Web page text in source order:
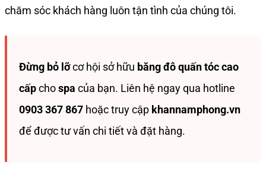
chăm sóc khách hàng luôn tận tình của chúng tôi.
Đừng bỏ lỡcơ hội sở hữu băng đô quấn tóc cao
cấpchospa của bạn. Liên hệ ngay qua hotline
0903 367 867 hoặc truy cập khannamphong.vn
để được tư vấn chi tiết và đặt hàng.